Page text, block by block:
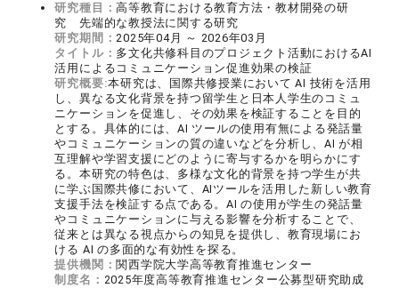
研究種目：高等教育における教育方法・教材開発の研
究 先端的な教授法に関する研究
研究期間：2025年04月 ～ 2026年03月
タイトル： 多文化共修科目のプロジェクト活動におけるAI
活用によるコミュニケーション促進効果の検証
研究概要:本研究は、国際共修授業において AI 技術を活用
し、異なる文化背景を持つ留学生と日本人学生のコミュ
ニケーションを促進し、その効果を検証することを目的
とする。具体的には、AI ツールの使用有無による発話量
やコミュニケーションの質の違いなどを分析し、AI が相
互理解や学習支援にどのように寄与するかを明らかにす
る。本研究の特色は、多様な文化的背景を持つ学生が共
に学ぶ国際共修において、AIツールを活用した新しい教育
支援手法を検証する点である。AI の使用が学生の発話量
やコミュニケーションに与える影響を分析することで、
従来とは異なる視点からの知見を提供し、教育現場にお
ける AI の多面的な有効性を探る。
提供機関： 関西学院大学高等教育推進センター
制度名： 2025年度高等教育推進センター公募型研究助成